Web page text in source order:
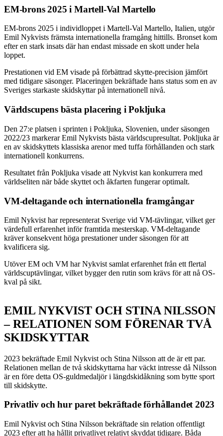
EM-brons 2025 i Martell-Val Martello
EM-brons 2025 i individloppet i Martell-Val Martello, Italien, utgör
Emil Nykvists främsta internationella framgång hittills. Bronset kom
efter en stark insats där han endast missade en skott under hela
loppet.
Prestationen vid EM visade på förbättrad skytte-precision jämfört
med tidigare säsonger. Placeringen bekräftade hans status som en av
Sveriges starkaste skidskyttar på internationell nivå.
Världscupens bästa placering i Pokljuka
Den 27:e platsen i sprinten i Pokljuka, Slovenien, under säsongen
2022/23 markerar Emil Nykvists bästa världscupresultat. Pokljuka är
en av skidskyttets klassiska arenor med tuffa förhållanden och stark
internationell konkurrens.
Resultatet från Pokljuka visade att Nykvist kan konkurrera med
världseliten när både skyttet och åkfarten fungerar optimalt.
VM-deltagande och internationella framgångar
Emil Nykvist har representerat Sverige vid VM-tävlingar, vilket ger
värdefull erfarenhet inför framtida mesterskap. VM-deltagande
kräver konsekvent höga prestationer under säsongen för att
kvalificera sig.
Utöver EM och VM har Nykvist samlat erfarenhet från ett flertal
världscuptävlingar, vilket bygger den rutin som krävs för att nå OS-
kval på sikt.
EMIL NYKVIST OCH STINA NILSSON
– RELATIONEN SOM FÖRENAR TVÅ
SKIDSKYTTAR
2023 bekräftade Emil Nykvist och Stina Nilsson att de är ett par.
Relationen mellan de två skidskyttarna har väckt intresse då Nilsson
är en före detta OS-guldmedaljör i längdskidåkning som bytte sport
till skidskytte.
Privatliv och hur paret bekräftade förhållandet 2023
Emil Nykvist och Stina Nilsson bekräftade sin relation offentligt
2023 efter att ha hållit privatlivet relativt skyddat tidigare. Båda